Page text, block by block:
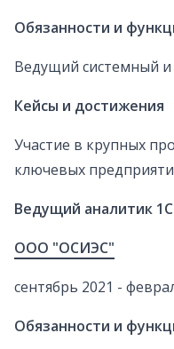
Обязанности и
Ведущий системный и
Кейсы и достижения
Участие в крупных
ключевых
Ведущий аналитик 1C
ООО "ОСИЭС"
сентябрь 2021 -
Обязанности и